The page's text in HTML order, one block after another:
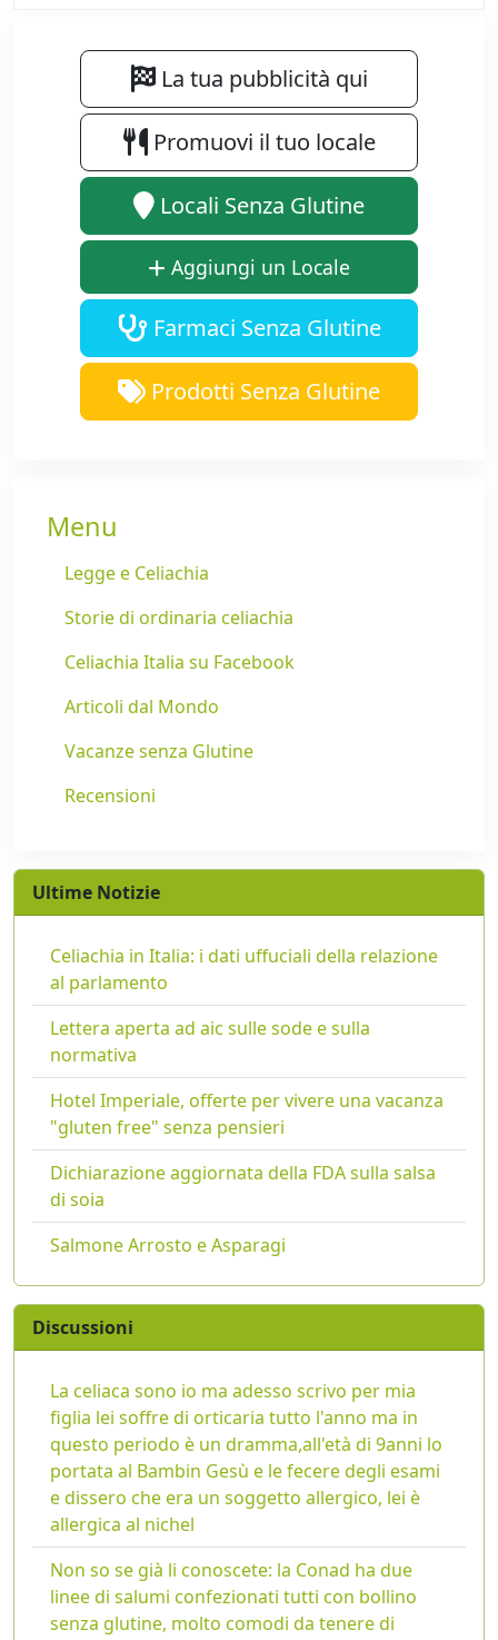
La tua pubblicità qui
Promuovi il tuo locale
Locali Senza Glutine
Aggiungi un Locale
Farmaci Senza Glutine
Prodotti Senza Glutine
Menu
Legge e Celiachia
Storie di ordinaria celiachia
Celiachia Italia su Facebook
Articoli dal Mondo
Vacanze senza Glutine
Recensioni
Ultime Notizie
Celiachia in Italia: i dati uffuciali della relazione
al parlamento
Lettera aperta ad aic sulle sode e sulla
normativa
Hotel Imperiale, offerte per vivere una vacanza
"gluten free" senza pensieri
Dichiarazione aggiornata della FDA sulla salsa
di soia
Salmone Arrosto e Asparagi
Discussioni
La celiaca sono io ma adesso scrivo per mia
figlia lei soffre di orticaria tutto l'anno ma in
questo periodo è un dramma,all'età di 9anni lo
portata al Bambin Gesù e le fecere degli esami
e dissero che era un soggetto allergico, lei è
allergica al nichel
Non so se già li conoscete: la Conad ha due
linee di salumi confezionati tutti con bollino
senza glutine, molto comodi da tenere di